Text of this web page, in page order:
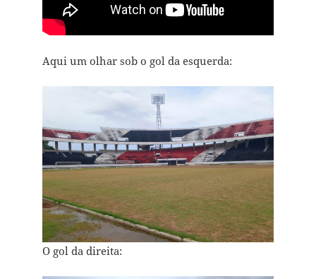
Aqui um olhar sob o gol da esquerda:
O gol da direita: